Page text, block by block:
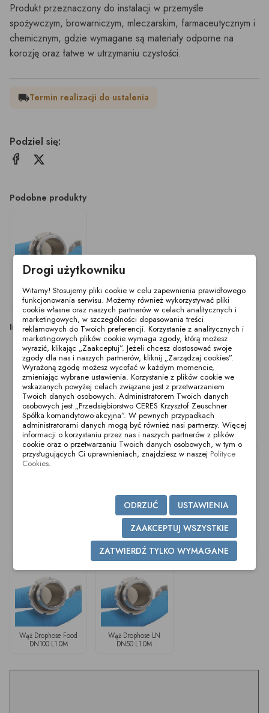
Produkt przeznaczony do instalacji w przemyśle
spożywczym, browarniczym, mleczarskim, farmaceutycznym i
chemicznym, gdzie wymagane są materiały odporne na
korozję oraz łatwe w utrzymaniu czystości.
local_shippingTermin realizacji do ustalenia
Podziel się:
Podobne produkty
Wąż Drophose LN
DN25 L1.0M
Inne produkty z tej kategorii
Wąż Drophose LN
DN32 L1.0M
Wąż Drophose LN
DN40 L1.0M
Wąż Drophose LN
DN32 L1.5M
Wąż Drophose LN
DN65 L1.0M
Wąż Drophose LN
DN75/3" Dł1.0M
Wąż Drophose Food
DN100 L1.0M
Wąż Drophose LN
DN50 L1.0M
Drogi użytkowniku
Witamy! Stosujemy pliki cookie w celu zapewnienia prawidłowego
funkcjonowania serwisu. Możemy również wykorzystywać pliki
cookie własne oraz naszych partnerów w celach analitycznych i
marketingowych, w szczególności dopasowania treści
reklamowych do Twoich preferencji. Korzystanie z analitycznych i
marketingowych plików cookie wymaga zgody, którą możesz
wyrazić, klikając „Zaakceptuj”. Jeżeli chcesz dostosować swoje
zgody dla nas i naszych partnerów, kliknij „Zarządzaj cookies”.
Wyrażoną zgodę możesz wycofać w każdym momencie,
zmieniając wybrane ustawienia. Korzystanie z plików cookie we
wskazanych powyżej celach związane jest z przetwarzaniem
Twoich danych osobowych. Administratorem Twoich danych
osobowych jest „Przedsiębiorstwo CERES Krzysztof Zeuschner
Spółka komandytowo-akcyjna”. W pewnych przypadkach
administratorami danych mogą być również nasi partnerzy. Więcej
informacji o korzystaniu przez nas i naszych partnerów z plików
cookie oraz o przetwarzaniu Twoich danych osobowych, w tym o
przysługujących Ci uprawnieniach, znajdziesz w naszej Polityce
Cookies.
USTAWIENIA
ODRZUĆ
ZAAKCEPTUJ WSZYSTKIE
ZATWIERDŹ TYLKO WYMAGANE